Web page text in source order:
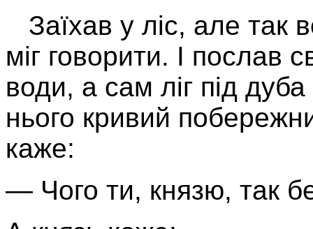
Заїхав у ліс, але так
міг говорити. І послав
води, а сам ліг під
нього кривий
каже:
— Чого ти, князю, так